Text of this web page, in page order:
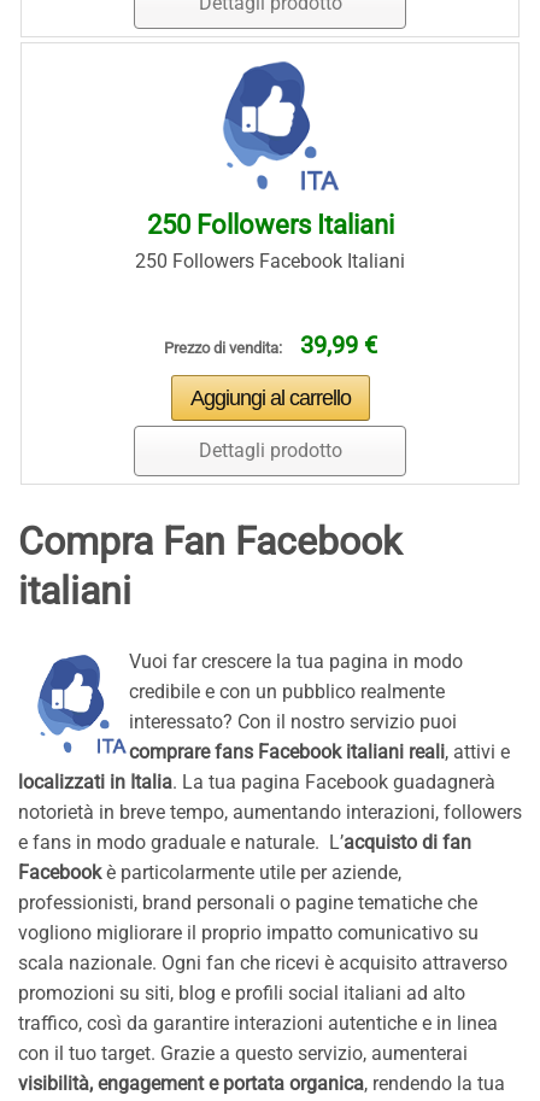
250 Followers Italiani
250 Followers Facebook Italiani
Prezzo di vendita: 39,99 €
Dettagli prodotto
Compra Fan Facebook
italiani
Vuoi far crescere la tua pagina in modo
credibile e con un pubblico realmente
interessato? Con il nostro servizio puoi
comprare fans Facebook italiani reali, attivi e
localizzati in Italia. La tua pagina Facebook guadagnerà
notorietà in breve tempo, aumentando interazioni, followers
e fans in modo graduale e naturale. L’acquisto di fan
Facebookè particolarmente utile per aziende,
professionisti, brand personali o pagine tematiche che
vogliono migliorare il proprio impatto comunicativo su
scala nazionale. Ogni fan che ricevi è acquisito attraverso
promozioni su siti, blog e profili social italiani ad alto
traffico, così da garantire interazioni autentiche e in linea
con il tuo target. Grazie a questo servizio, aumenterai
visibilità, engagement e portata organica, rendendo la tua